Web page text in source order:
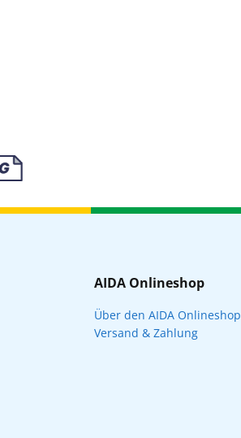
AIDA Onlineshop
Über den AIDA Onlineshop
Versand & Zahlung